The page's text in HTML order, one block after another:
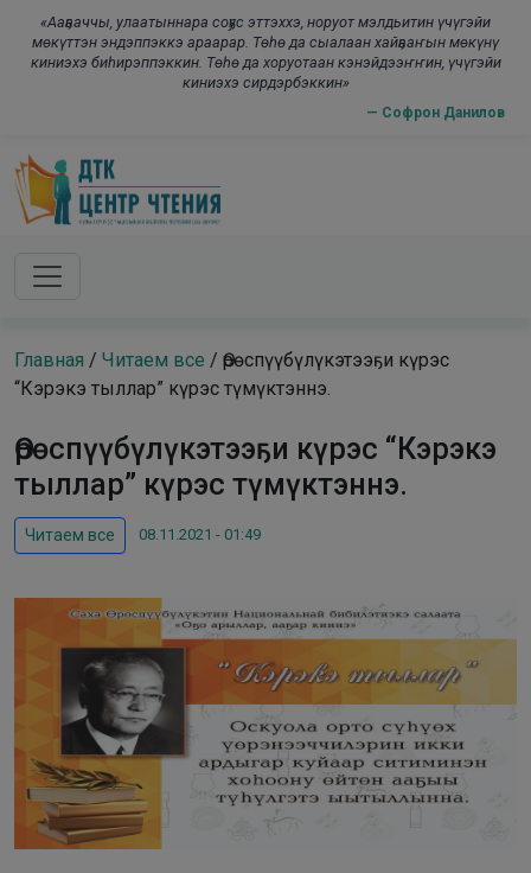
«Ааҕааччы, улаатыннара соҕус эттэххэ, норуот мэлдьитин үчүгэйи
мөкүттэн эндэппэккэ араарар. Төһө да сыалаан хайҕааҥын мөкүнү
киниэхэ биһирэппэккин. Төһө да хоруотаан кэнэйдээҥҥин, үчүгэйи
киниэхэ сирдэрбэккин»
— Софрон Данилов
Skip to main content
Главная / Читаем все / Өрөспүүбүлүкэтээҕи күрэс
“Кэрэкэ тыллар” күрэс түмүктэннэ.
Өрөспүүбүлүкэтээҕи күрэс “Кэрэкэ
тыллар” күрэс түмүктэннэ.
Читаем все 08.11.2021 - 01:49